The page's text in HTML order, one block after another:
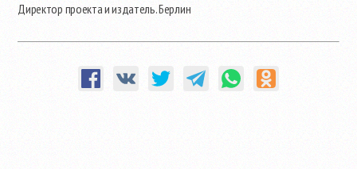
Директор проекта и издатель. Берлин